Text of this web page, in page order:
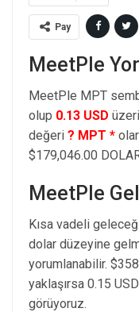
Pay
MeetPle
MeetPle MPT
olup 0.13 USD
değeri ? MPT *
$179,046.00
MeetPle
Kısa vadeli
dolar düzeyine
yorumlanabilir.
yaklaşırsa 0.15
görüyoruz.